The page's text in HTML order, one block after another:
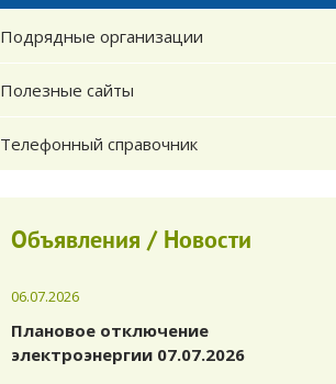
Подрядные организации
Полезные сайты
Телефонный справочник
Объявления / Новости
06.07.2026
Плановое отключение
электроэнергии 07.07.2026